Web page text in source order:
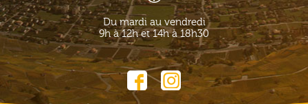
Du mardi au vendredi
9h à 12h et 14h à 18h30